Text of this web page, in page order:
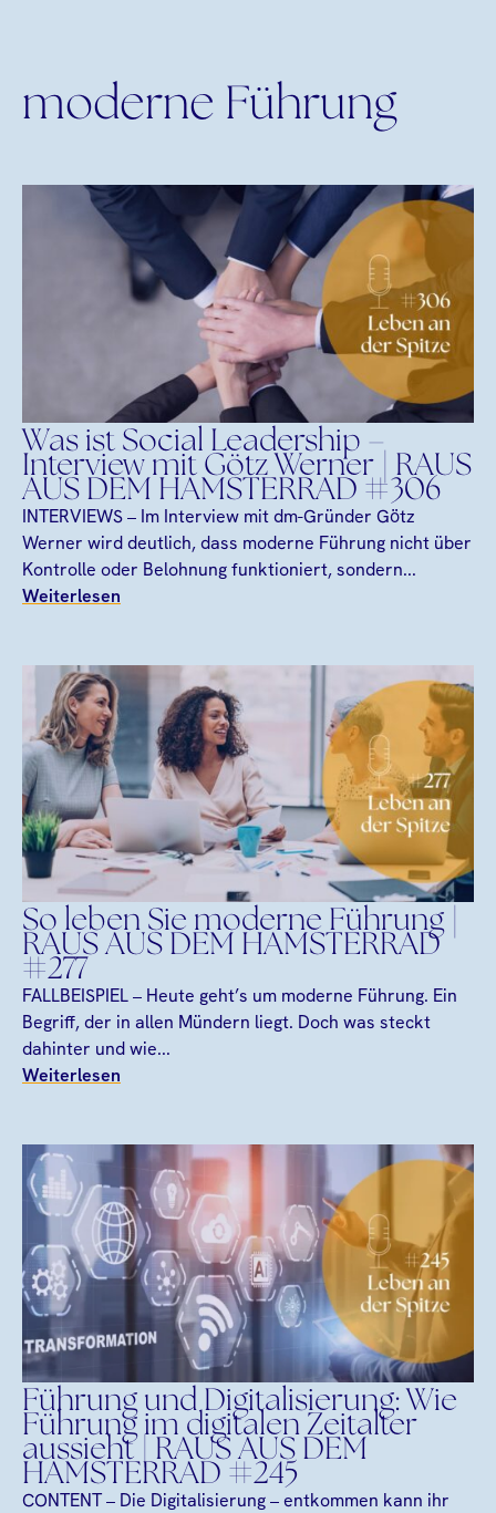
moderne Führung
Was ist Social Leadership –
Interview mit Götz Werner | RAUS
AUS DEM HAMSTERRAD #306
INTERVIEWS – Im Interview mit dm-Gründer Götz
Werner wird deutlich, dass moderne Führung nicht über
Kontrolle oder Belohnung funktioniert, sondern...
Weiterlesen
So leben Sie moderne Führung |
RAUS AUS DEM HAMSTERRAD
#277
FALLBEISPIEL – Heute geht’s um moderne Führung. Ein
Begriff, der in allen Mündern liegt. Doch was steckt
dahinter und wie...
Weiterlesen
Führung und Digitalisierung: Wie
Führung im digitalen Zeitalter
aussieht | RAUS AUS DEM
HAMSTERRAD #245
CONTENT – Die Digitalisierung – entkommen kann ihr